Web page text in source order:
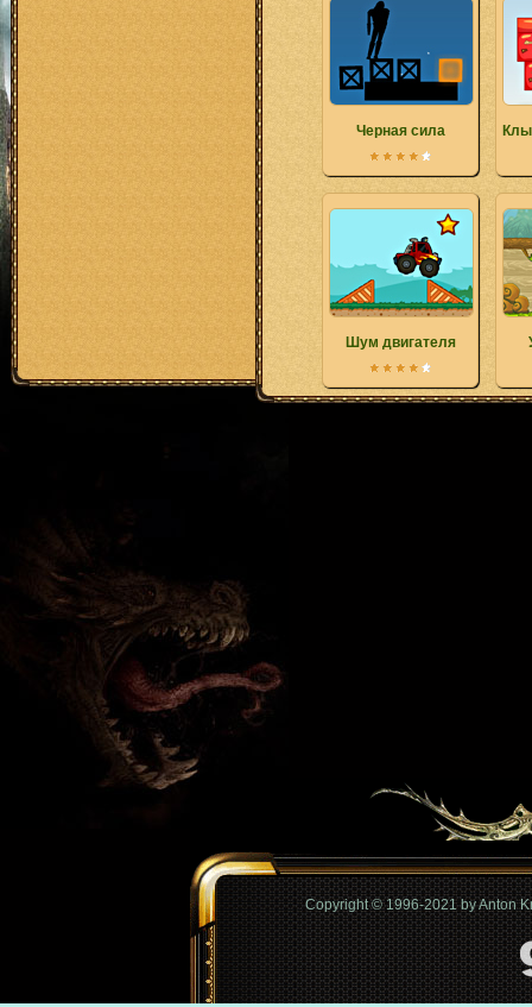
Черная сила
Шум двигателя
Copyright © 1996-2021 by Anton